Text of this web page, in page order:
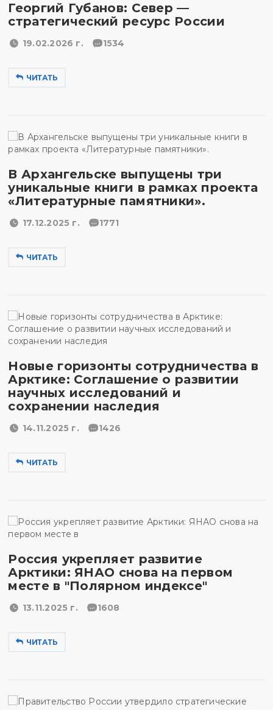
Георгий Губанов: Север —
стратегический ресурс России
19.02.2026 г. 1534
ЧИТАТЬ
В Архангельске выпущены три
уникальные книги в рамках проекта
«Литературные памятники».
17.12.2025 г. 1771
ЧИТАТЬ
Новые горизонты сотрудничества в
Арктике: Соглашение о развитии
научных исследований и
сохранении наследия
14.11.2025 г. 1426
ЧИТАТЬ
Россия укрепляет развитие
Арктики: ЯНАО снова на первом
месте в "Полярном индексе"
13.11.2025 г. 1608
ЧИТАТЬ